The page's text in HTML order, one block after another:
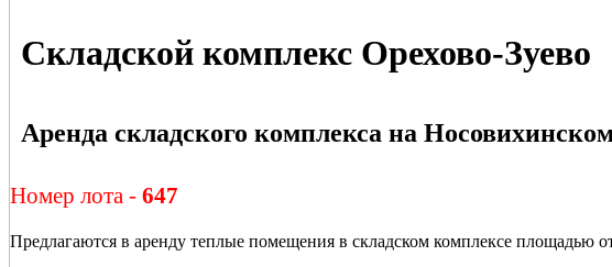
Складской комплекс Орехово-Зуево
Аренда складского комплекса на
Номер лота - 647
Предлагаются в аренду теплые помещения в складском комплексе площадью